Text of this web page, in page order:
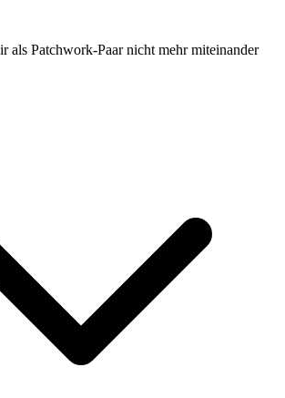
als Patchwork-Paar nicht mehr miteinander